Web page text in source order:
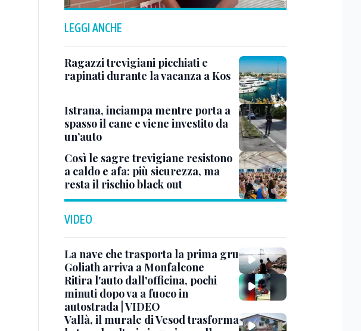
LEGGI ANCHE
Ragazzi trevigiani picchiati e
rapinati durante la vacanza a Kos
Istrana, inciampa mentre porta a
spasso il cane e viene investito da
un’auto
Così le sagre trevigiane resistono
a caldo e afa: più sicurezza, ma
resta il rischio black out
VIDEO
La nave che trasporta la prima gru
Goliath arriva a Monfalcone
Ritira l'auto dall'officina, pochi
minuti dopo va a fuoco in
autostrada | VIDEO
Vallà, il murale di Vesod trasforma